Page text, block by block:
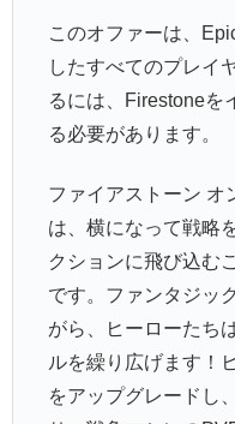
このオファーは、
したすべてのプレイ
るには、Firestoneを
る必要があります。
ファイアストーン オ
は、横になって戦略
クションに飛び込む
です。ファンタジッ
がら、ヒーローたち
ルを繰り広げます！
をアップグレードし